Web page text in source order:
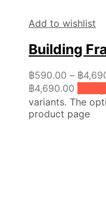
Add to wishlist
Building
฿590.00 – ฿
฿4,690.00
variants. The
product page